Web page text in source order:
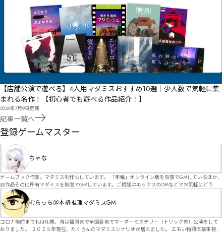
【店舗公演で遊べる】4人用マダミスおすすめ10選｜少人数で気軽に集
まれる名作！【初心者でも遊べる作品紹介！】
2026年7月9日更新
記事一覧へ
GM
登録ゲームマスター
ちゃな
ゲームブック作家。マダミス制作もしています。 「年輪」オンライン版を有償でGMしているほか、
自作品その他所有マダミスを無償でGMしています。ご相談はエックスのDMなどでお気軽にどう
ぞ。
むらっち＠本格推理マダミスGM
コロナ禍前まで北は札幌、南は福岡まで全国各地でマーダーミステリー（トリック有）公演をして
おりました。 ２０２５年現在、たくさんのマダミスシナリオが増えました。 エモい物語体験重視の